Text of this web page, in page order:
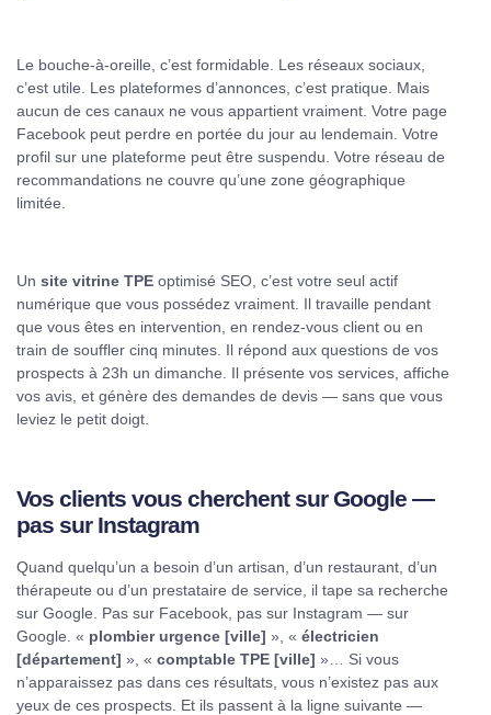
Le bouche-à-oreille, c’est formidable. Les réseaux sociaux,
c’est utile. Les plateformes d’annonces, c’est pratique. Mais
aucun de ces canaux ne vous appartient vraiment. Votre page
Facebook peut perdre en portée du jour au lendemain. Votre
profil sur une plateforme peut être suspendu. Votre réseau de
recommandations ne couvre qu’une zone géographique
limitée.
Un site vitrine TPE optimisé SEO, c’est votre seul actif
numérique que vous possédez vraiment. Il travaille pendant
que vous êtes en intervention, en rendez-vous client ou en
train de souffler cinq minutes. Il répond aux questions de vos
prospects à 23h un dimanche. Il présente vos services, affiche
vos avis, et génère des demandes de devis — sans que vous
leviez le petit doigt.
Vos clients vous cherchent sur Google —
pas sur Instagram
Quand quelqu’un a besoin d’un artisan, d’un restaurant, d’un
thérapeute ou d’un prestataire de service, il tape sa recherche
sur Google. Pas sur Facebook, pas sur Instagram — sur
Google. « plombier urgence [ville] », « électricien
[département] », « comptable TPE [ville] »… Si vous
n’apparaissez pas dans ces résultats, vous n’existez pas aux
yeux de ces prospects. Et ils passent à la ligne suivante —